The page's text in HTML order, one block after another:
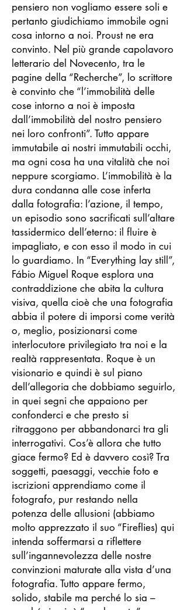
pensiero non vogliamo essere soli e
pertanto giudichiamo immobile ogni
cosa intorno a noi. Proust ne era
convinto. Nel più grande capolavoro
letterario del Novecento, tra le
pagine della “Recherche”, lo scrittore
è convinto che “l’immobilità delle
cose intorno a noi è imposta
dall’immobilità del nostro pensiero
nei loro confronti”. Tutto appare
immutabile ai nostri immutabili occhi,
ma ogni cosa ha una vitalità che noi
neppure scorgiamo. L’immobilità è la
dura condanna alle cose inferta
dalla fotografia: l’azione, il tempo,
un episodio sono sacrificati sull’altare
tassidermico dell’eterno: il fluire è
impagliato, e con esso il modo in cui
lo guardiamo. In “Everything lay still”,
Fábio Miguel Roque esplora una
contraddizione che abita la cultura
visiva, quella cioè che una fotografia
abbia il potere di imporsi come verità
o, meglio, posizionarsi come
interlocutore privilegiato tra noi e la
realtà rappresentata. Roque è un
visionario e quindi è sul piano
dell’allegoria che dobbiamo seguirlo,
in quei segni che appaiono per
confonderci e che presto si
ritraggono per abbandonarci tra gli
interrogativi. Cos’è allora che tutto
giace fermo? Ed è davvero così? Tra
soggetti, paesaggi, vecchie foto e
iscrizioni apprendiamo come il
fotografo, pur restando nella
potenza delle allusioni (abbiamo
molto apprezzato il suo “Fireflies) qui
intenda soffermarsi a riflettere
sull’ingannevolezza delle nostre
convinzioni maturate alla vista d’una
fotografia. Tutto appare fermo,
solido, stabile ma perché lo sia –